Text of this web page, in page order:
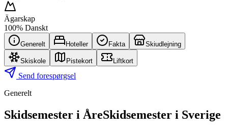
Ägarskap
100% Danskt
Generelt Hoteller Fakta Skiudlejning
Skiskole Pistekort Liftkort
Send forespørgsel
Generelt
Skidsemester i ÅreSkidsemester i Sverige